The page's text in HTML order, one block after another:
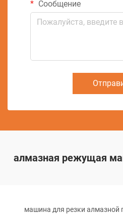
Сообщение
алмазная режущая
машина для резки алмазной